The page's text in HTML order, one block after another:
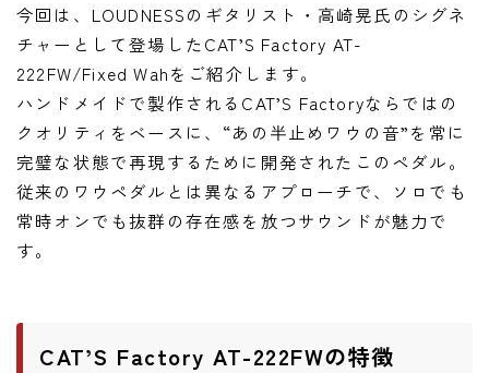
アクセサリ
ニュース
ニュース
新製品
レビュー
今回は、LOUDNESSのギタリスト・高崎晃氏のシグネ
チャーとして登場したCAT’S Factory AT-
222FW/Fixed Wahをご紹介します。
ハンドメイドで製作されるCAT’S Factoryならではの
クオリティをベースに、“あの半止めワウの音”を常に
完璧な状態で再現するために開発されたこのペダル。
従来のワウペダルとは異なるアプローチで、ソロでも
常時オンでも抜群の存在感を放つサウンドが魅力で
す。
CAT’S Factory AT-222FWの特徴